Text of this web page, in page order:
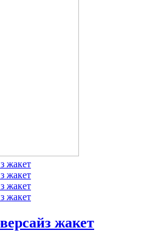
жакет